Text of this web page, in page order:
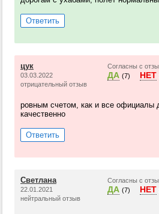
Ответить
цук
03.03.2022
отрицательный отзыв
Согласны с
ДА (7) НЕТ
ровным счетом, как и все официалы
качественно
Ответить
Светлана
22.01.2021
нейтральный отзыв
Согласны с
ДА (7) НЕТ